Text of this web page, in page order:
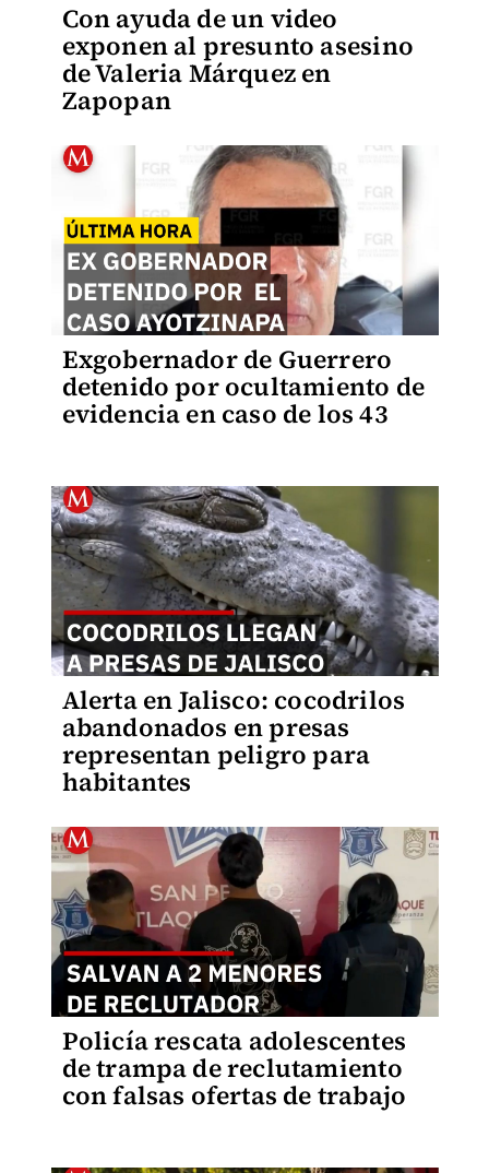
Con ayuda de un video
exponen al presunto asesino
de Valeria Márquez en
Zapopan
Exgobernador de Guerrero
detenido por ocultamiento de
evidencia en caso de los 43
Alerta en Jalisco: cocodrilos
abandonados en presas
representan peligro para
habitantes
Policía rescata adolescentes
de trampa de reclutamiento
con falsas ofertas de trabajo